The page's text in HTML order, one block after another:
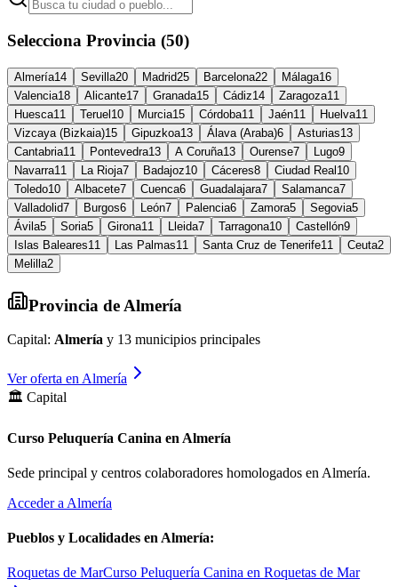
Selecciona Provincia (50)
Almería14 Sevilla20 Madrid25 Barcelona22 Málaga16
Valencia18 Alicante17 Granada15 Cádiz14 Zaragoza11
Huesca11 Teruel 10 Murcia15 Córdoba11 Jaén11 Huelva11
Vizcaya (Bizkaia)15 Gipuzkoa13 Álava (Araba)6 Asturias13
Cantabria11 Pontevedra13 A Coruña13 Ourense7 Lugo9
Navarra11 La Rioja7 Badajoz10 Cáceres8 Ciudad Real 10
Toledo10 Albacete7 Cuenca6 Guadalajara7 Salamanca7
Valladolid7 Burgos6 León7 Palencia6 Zamora5 Segovia5
Ávila5 Soria5 Girona11 Lleida7 Tarragona10 Castellón9
Islas Baleares11 Las Palmas11 Santa Cruz de Tenerife11 Ceuta2
Melilla2
Provincia de Almería
Capital: Almería y 13 municipios principales
Ver oferta en Almería
🏛️ Capital
Curso Peluquería Canina en Almería
Sede principal y centros colaboradores homologados en Almería.
Acceder a Almería
Pueblos y Localidades en Almería:
Roquetas de MarCurso Peluquería Canina en Roquetas de Mar